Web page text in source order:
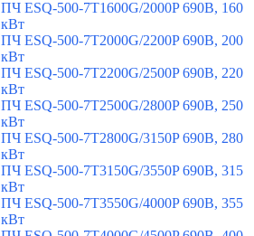
ПЧ ESQ-500-7T1600G/2000P 690В, 160
кВт
ПЧ ESQ-500-7T2000G/2200P 690В, 200
кВт
ПЧ ESQ-500-7T2200G/2500P 690В, 220
кВт
ПЧ ESQ-500-7T2500G/2800P 690В, 250
кВт
ПЧ ESQ-500-7T2800G/3150P 690В, 280
кВт
ПЧ ESQ-500-7T3150G/3550P 690В, 315
кВт
ПЧ ESQ-500-7T3550G/4000P 690В, 355
кВт